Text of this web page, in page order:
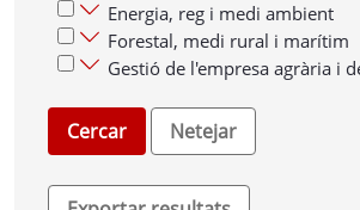
Energia, reg i medi ambient
Forestal, medi rural i marítim
Gestió de l'empresa agrària i